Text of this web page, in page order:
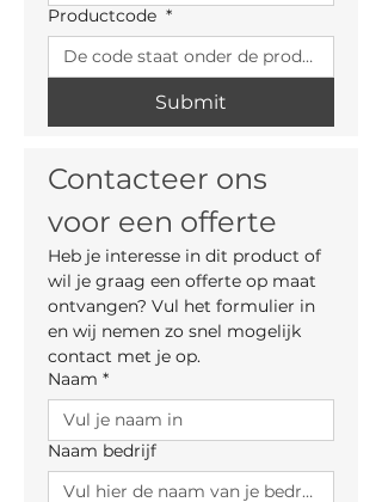
Productcode *
Submit
Contacteer ons
voor een offerte
Heb je interesse in dit product of
wil je graag een offerte op maat
ontvangen? Vul het formulier in
en wij nemen zo snel mogelijk
contact met je op.
Naam *
Naam bedrijf